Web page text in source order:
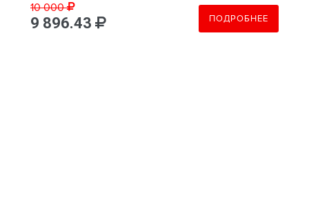
10 000
9 896.43 ПОДРОБНЕЕ